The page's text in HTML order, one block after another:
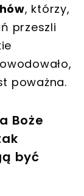
, którzy,
przeszli
poważna.
Boże
być